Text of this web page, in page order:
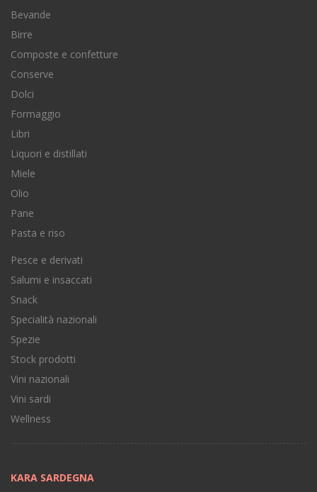
Bevande
Birre
Composte e confetture
Conserve
Dolci
Formaggio
Libri
Liquori e distillati
Miele
Olio
Pane
Pasta e riso
Pesce e derivati
Salumi e insaccati
Snack
Specialità nazionali
Spezie
Stock prodotti
Vini nazionali
Vini sardi
Wellness
KARA SARDEGNA